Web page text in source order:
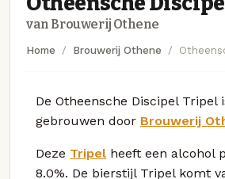
van Brouwerij Othene
Home Brouwerij Othene
De Otheensche Discipel Tripel
gebrouwen door Brouwerij
Deze Tripel heeft een alcohol
8.0%. De bierstijl Tripel komt